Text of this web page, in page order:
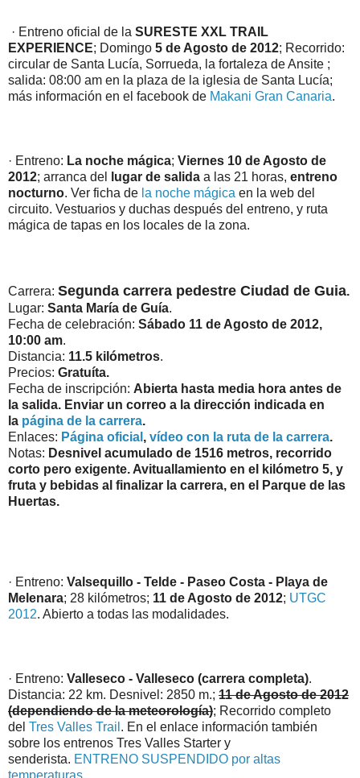
· Entreno oficial de la SURESTE XXL TRAIL
EXPERIENCE; Domingo 5 de Agosto de 2012; Recorrido:
circular de Santa Lucía, Sorrueda, la fortaleza de Ansite ;
salida: 08:00 am en la plaza de la iglesia de Santa Lucía;
más información en el facebook de Makani Gran Canaria.
· Entreno: La noche mágica; Viernes 10 de Agosto de
2012; arranca del lugar de salida a las 21 horas, entreno
nocturno. Ver ficha de la noche mágica en la web del
circuito. Vestuarios y duchas después del entreno, y ruta
mágica de tapas en los locales de la zona.
Carrera: Segunda carrera pedestre Ciudad de Guia.
Lugar: Santa María de Guía.
Fecha de celebración: Sábado 11 de Agosto de 2012,
10:00 am.
Distancia: 11.5 kilómetros.
Precios: Gratuíta.
Fecha de inscripción: Abierta hasta media hora antes de
la salida. Enviar un correo a la dirección indicada en
la página de la carrera.
Enlaces: Página oficial , vídeo con la ruta de la carrera.
Notas: Desnivel acumulado de 1516 metros, recorrido
corto pero exigente. Avituallamiento en el kilómetro 5, y
fruta y bebidas al finalizar la carrera, en el Parque de las
Huertas.
· Entreno: Valsequillo - Telde - Paseo Costa - Playa de
Melenara; 28 kilómetros; 11 de Agosto de 2012; UTGC
2012. Abierto a todas las modalidades.
· Entreno: Valleseco - Valleseco (carrera completa).
Distancia: 22 km. Desnivel: 2850 m.; 11 de Agosto de 2012
(dependiendo de la meteorología); Recorrido completo
del Tres Valles Trail . En el enlace información también
sobre los entrenos Tres Valles Starter y
senderista. ENTRENO SUSPENDIDO por altas